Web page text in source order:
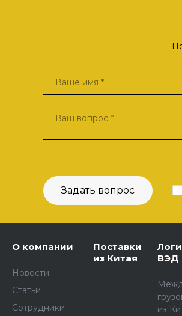
Задать вопрос
О компании
Новости
Статьи
Сотрудники
Поставки
из Китая
ВЭД
из